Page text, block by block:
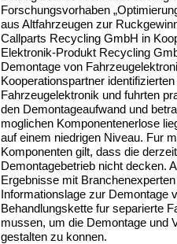
Forschungsvorhaben
aus Altfahrzeugen zur
Callparts Recycling GmbH in
Elektronik-Produkt Recycling
Demontage von
Kooperationspartner
Fahrzeugelektronik und fuhrten
den Demontageaufwand und
moglichen Komponentenerlose
auf einem niedrigen Niveau. Fur
Komponenten gilt, dass die
Demontagebetrieb nicht decken.
Ergebnisse mit
Informationslage zur Demontage
Behandlungskette fur separierte
mussen, um die Demontage und
gestalten zu konnen.